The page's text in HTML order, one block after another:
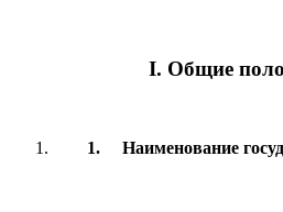
I. Общие
1. Наименование